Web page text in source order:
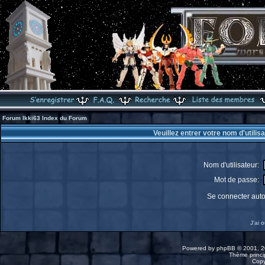
Forum Ikki63 Index du Forum
Veuillez entrer votre nom
Nom d'utilisateur:
Mot de passe:
Se connecter
J'ai
Powered by phpBB © 2001,
Thème